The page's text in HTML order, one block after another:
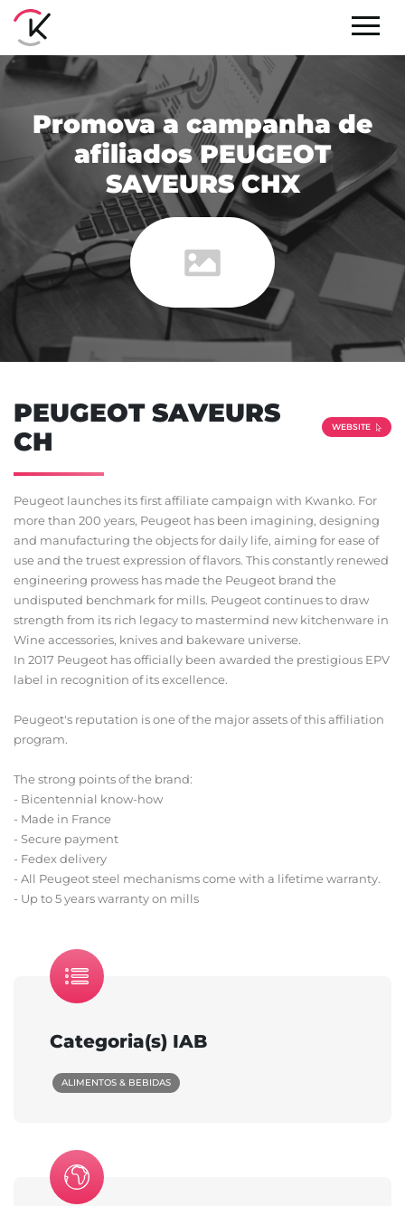
Promova a campanha de
afiliados PEUGEOT
SAVEURS CHX
PEUGEOT SAVEURS
CH
WEBSITE
Peugeot launches its first affiliate campaign with Kwanko. For
more than 200 years, Peugeot has been imagining, designing
and manufacturing the objects for daily life, aiming for ease of
use and the truest expression of flavors. This constantly renewed
engineering prowess has made the Peugeot brand the
undisputed benchmark for mills. Peugeot continues to draw
strength from its rich legacy to mastermind new kitchenware in
Wine accessories, knives and bakeware universe.
In 2017 Peugeot has officially been awarded the prestigious EPV
label in recognition of its excellence.
Peugeot's reputation is one of the major assets of this affiliation
program.
The strong points of the brand:
- Bicentennial know-how
- Made in France
- Secure payment
- Fedex delivery
- All Peugeot steel mechanisms come with a lifetime warranty.
- Up to 5 years warranty on mills
Categoria(s) IAB
ALIMENTOS & BEBIDAS